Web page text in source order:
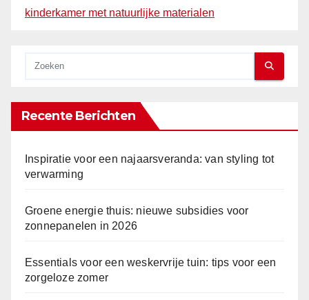
kinderkamer met natuurlijke materialen
Recente Berichten
Inspiratie voor een najaarsveranda: van styling tot
verwarming
Groene energie thuis: nieuwe subsidies voor
zonnepanelen in 2026
Essentials voor een weskervrije tuin: tips voor een
zorgeloze zomer